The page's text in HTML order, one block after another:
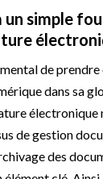
un simple
de
dans sa
électronique
de gestion
des